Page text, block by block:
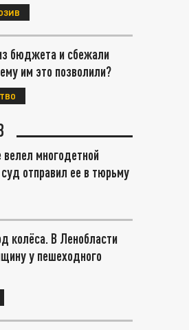
бюджета и сбежали
им это позволили?
велел многодетной
отправил ее в тюрьму
колёса. В Ленобласти
у пешеходного